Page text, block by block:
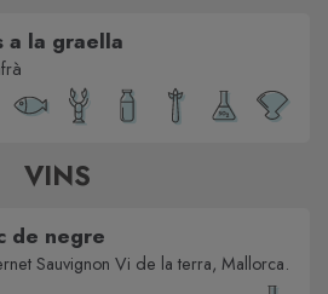
a la graella
VINS
de negre
Sauvignon Vi de la terra, Mallorca.